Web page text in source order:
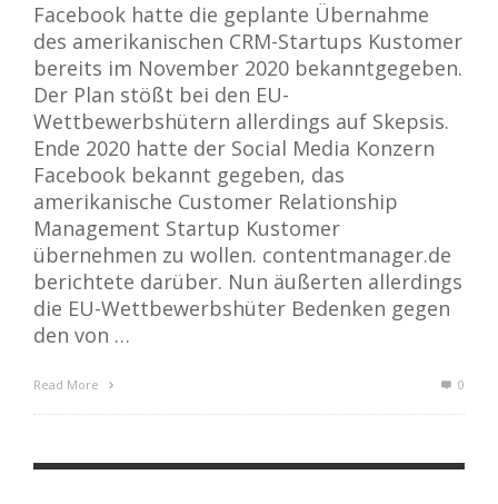
Facebook hatte die geplante Übernahme
des amerikanischen CRM-Startups Kustomer
bereits im November 2020 bekanntgegeben.
Der Plan stößt bei den EU-
Wettbewerbshütern allerdings auf Skepsis.
Ende 2020 hatte der Social Media Konzern
Facebook bekannt gegeben, das
amerikanische Customer Relationship
Management Startup Kustomer
übernehmen zu wollen. contentmanager.de
berichtete darüber. Nun äußerten allerdings
die EU-Wettbewerbshüter Bedenken gegen
den von …
Read More 0